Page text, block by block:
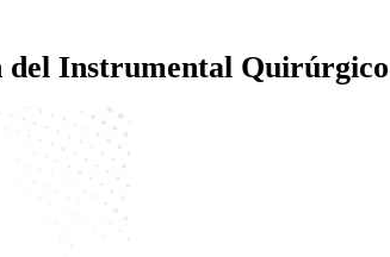
del Instrumental